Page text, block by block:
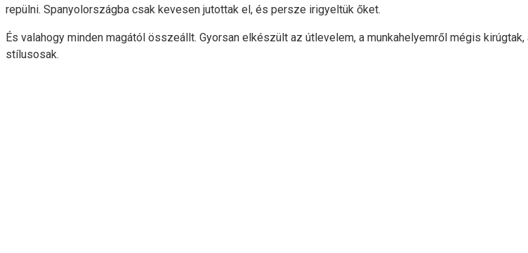
repülni. Spanyolországba csak kevesen jutottak el, és persze irigyeltük őket.
És valahogy minden magától összeállt. Gyorsan elkészült az útlevelem, a munkahelyemről mégis
stílusosak.